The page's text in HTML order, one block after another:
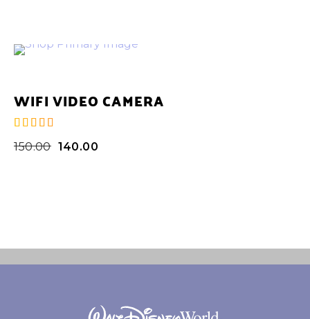
WIFI VIDEO CAMERA
de 5
150.00 140.00